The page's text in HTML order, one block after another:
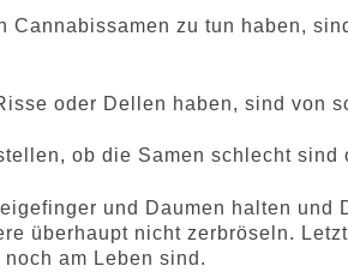
zu tun haben,
oder Dellen haben, sind von
ob die Samen schlecht sind
und Daumen halten und
überhaupt nicht zerbröseln.
am Leben sind.